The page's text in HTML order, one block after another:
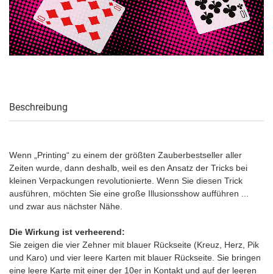
Beschreibung
Wenn „Printing“ zu einem der größten Zauberbestseller aller
Zeiten wurde, dann deshalb, weil es den Ansatz der Tricks bei
kleinen Verpackungen revolutionierte. Wenn Sie diesen Trick
ausführen, möchten Sie eine große Illusionsshow aufführen ...
und zwar aus nächster Nähe.
Die Wirkung ist verheerend:
Sie zeigen die vier Zehner mit blauer Rückseite (Kreuz, Herz, Pik
und Karo) und vier leere Karten mit blauer Rückseite. Sie bringen
eine leere Karte mit einer der 10er in Kontakt und auf der leeren